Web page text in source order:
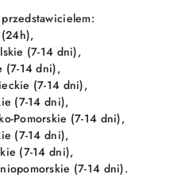
przedstawicielem:
(24h),
(7-14 dni),
(7-14 dni),
(7-14 dni),
(7-14 dni),
Pomorskie (7-14 dni),
(7-14 dni),
(7-14 dni),
(7-14 dni).